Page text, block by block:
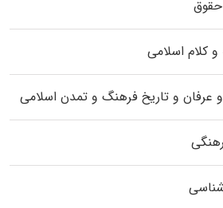
کلام اسلامی
عرفان و تاریخ فرهنگ و تمدن اسلامی